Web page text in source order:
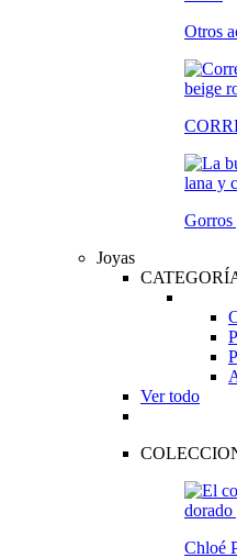
Otros
Gorros
Joyas
Ver todo
Chloé